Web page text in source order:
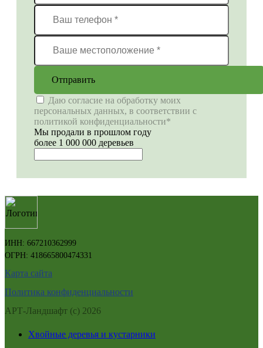
Отправить
Даю согласие на обработку моих
персональных данных, в соответствии с
политикой конфиденциальности*
Мы продали в прошлом году
более 1 000 000 деревьев
ИНН: 667210362999
ОГРН: 418665800474331
Карта сайта
Политика конфиденциальности
АРТ-Ландшафт (с) 2026
Хвойные деревья и кустарники